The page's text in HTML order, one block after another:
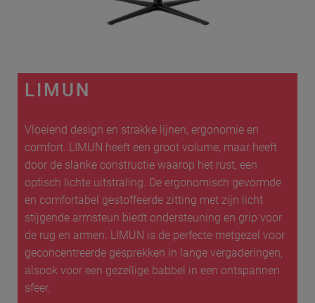
LIMUN
Vloeiend design en strakke lijnen, ergonomie en
comfort. LIMUN heeft een groot volume, maar heeft
door de slanke constructie waarop het rust, een
optisch lichte uitstraling. De ergonomisch gevormde
en comfortabel gestoffeerde zitting met zijn licht
stijgende armsteun biedt ondersteuning en grip voor
de rug en armen. LIMUN is de perfecte metgezel voor
geconcentreerde gesprekken in lange vergaderingen,
alsook voor een gezellige babbel in een ontspannen
sfeer.